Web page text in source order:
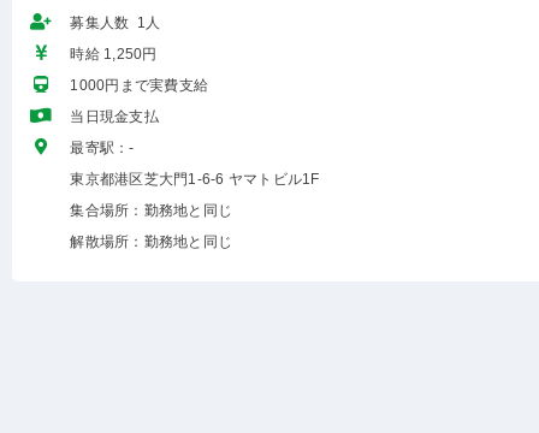
募集人数 1人
時給 1,250円
1000円まで実費支給
当日現金支払
最寄駅：-
東京都港区芝大門1-6-6 ヤマトビル1F
集合場所：勤務地と同じ
解散場所：勤務地と同じ